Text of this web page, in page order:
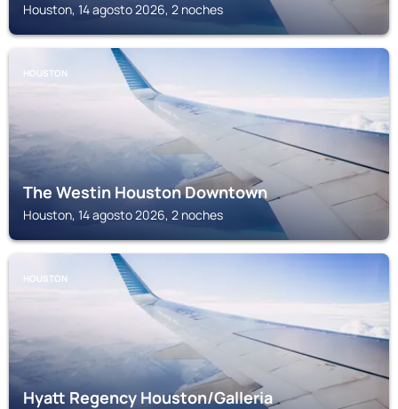
Houston, 14 agosto 2026, 2 noches
HOUSTON
The Westin Houston Downtown
Houston, 14 agosto 2026, 2 noches
HOUSTON
Hyatt Regency Houston/Galleria